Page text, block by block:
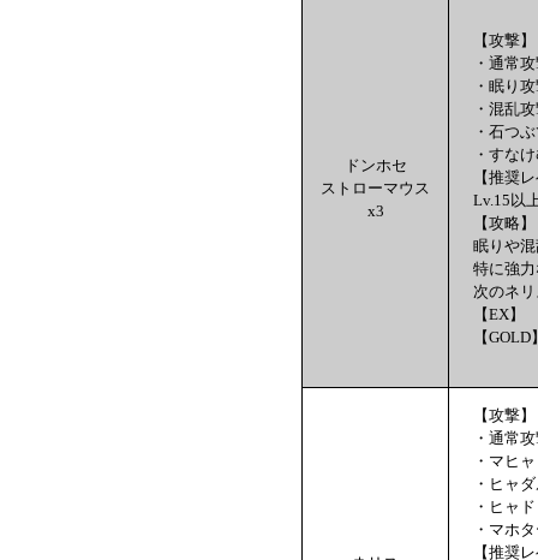
ドンホセ
ストローマウス
x3
【攻撃
・通常
・眠り
・混乱
・石つ
・すな
【推奨
Lv.15以
【攻略】
眠りや
特に強
次のネ
【EX】
【
【攻撃
・通常
・マヒ
・ヒャ
・ヒャ
・マホ
【推奨